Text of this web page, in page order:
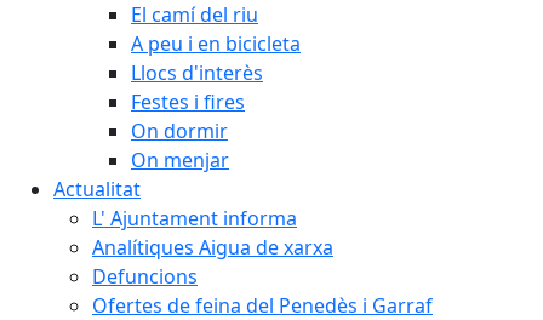
El camí del riu
A peu i en bicicleta
Llocs d'interès
Festes i fires
On dormir
On menjar
Actualitat
L' Ajuntament informa
Analítiques Aigua de xarxa
Defuncions
Ofertes de feina del Penedès i Garraf